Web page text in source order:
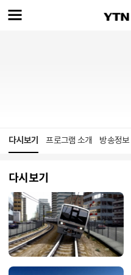
다시보기 프로그램 소개 방송정보
다시보기